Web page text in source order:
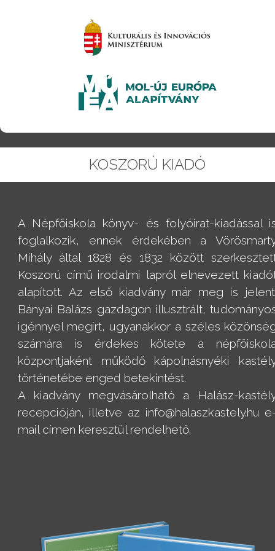
KOSZORÚ KIADÓ
A Népfőiskola könyv- és folyóirat-kiadással
foglalkozik, ennek érdekében a
Mihály által 1828 és 1832 között
Koszorú című irodalmi lapról elnevezett
alapított. Az első kiadvány már meg is
Bányai Balázs gazdagon illusztrált,
igénnyel megírt, ugyanakkor a széles
számára is érdekes kötete a
központjaként működő kápolnásnyéki
történetébe enged betekintést.
A kiadvány megvásárolható a Halász-
recepcióján, illetve az info@halaszkastely.hu
mail címen keresztül rendelhető.